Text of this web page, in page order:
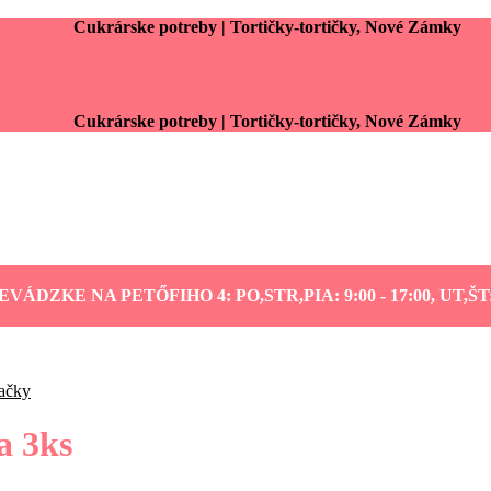
Cukrárske potreby | Tortičky-tortičky, Nové Zámky
Cukrárske potreby | Tortičky-tortičky, Nové Zámky
NA PETŐFIHO 4: PO,STR,PIA: 9:00 - 17:00,
3ks